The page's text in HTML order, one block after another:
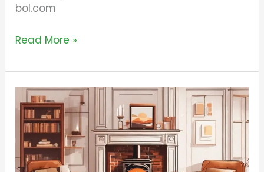
bol.com
Read More »
Alles
over
petroleumkachel
amazon